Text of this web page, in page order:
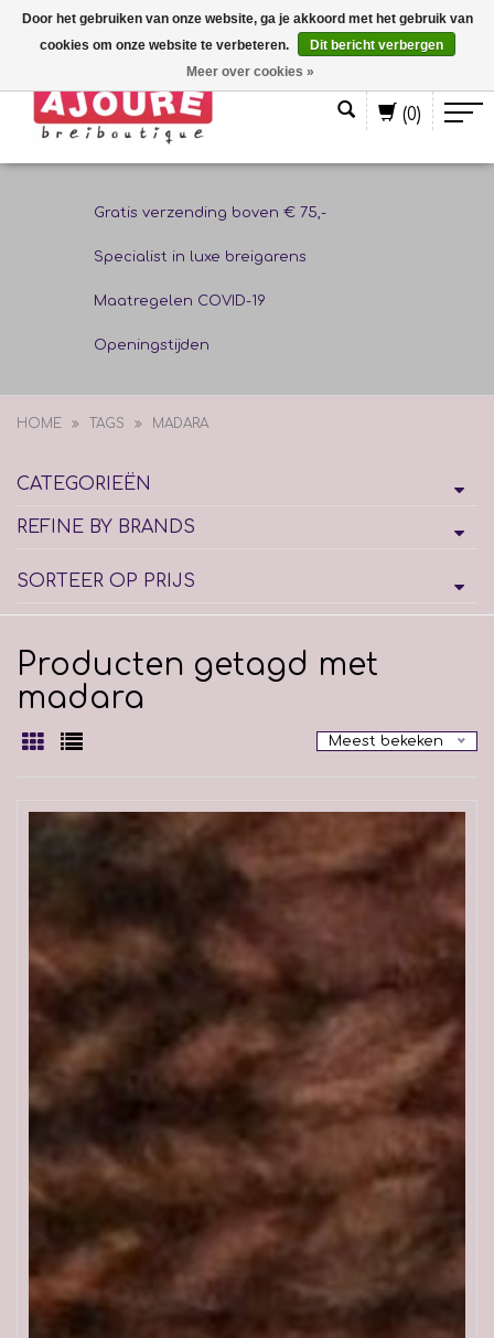
(0)
Gratis verzending boven € 75,-
Specialist in luxe breigarens
Maatregelen COVID-19
Openingstijden
HOME TAGS MADARA
CATEGORIEËN
REFINE BY BRANDS
SORTEER OP PRIJS
Producten getagd met
madara
Meest bekeken
Door het gebruiken van onze website, ga je akkoord met het gebruik van
cookies om onze website te verbeteren.
Dit bericht verbergen
Meer over cookies »